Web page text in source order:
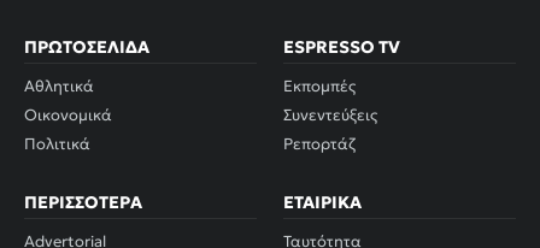
ΠΡΩΤΟΣΈΛΙΔΑ
Αθλητικά
Οικονομικά
Πολιτικά
ESPRESSO TV
Εκπομπές
Συνεντεύξεις
Ρεπορτάζ
ΠΕΡΙΣΣΌΤΕΡΑ
Advertorial
ΕΤΑΙΡΙΚΆ
Ταυτότητα